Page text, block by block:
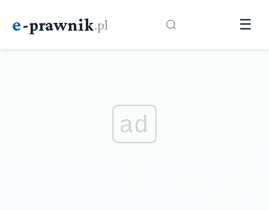
e-prawnik.pl ☰
ad